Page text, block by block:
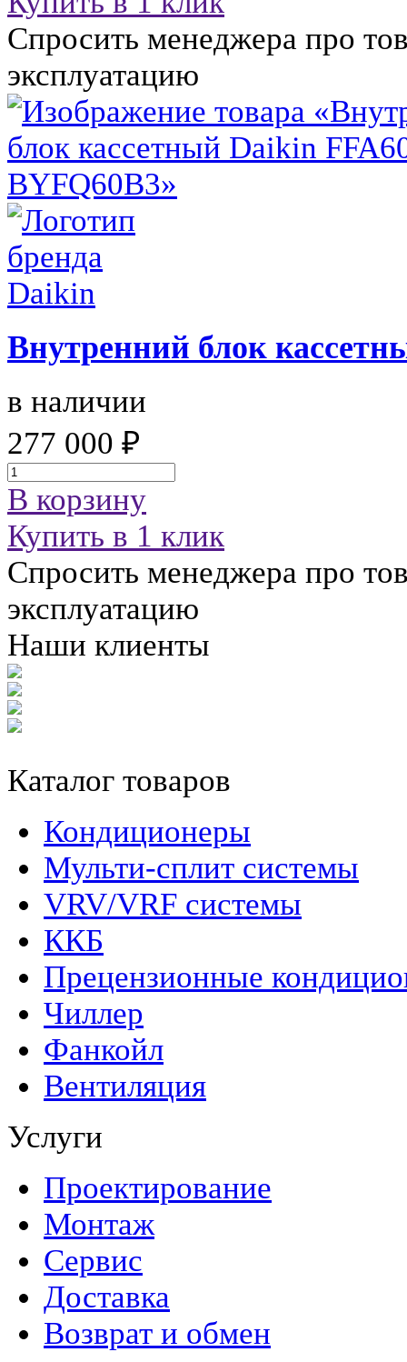
Спросить менеджера про
эксплуатацию
Внутренний блок
в наличии
277 000 ₽
В корзину
Купить в 1 клик
Спросить менеджера про
эксплуатацию
Наши клиенты
Каталог товаров
Кондиционеры
Мульти-сплит системы
VRV/VRF системы
ККБ
Прецензионные
Чиллер
Фанкойл
Вентиляция
Услуги
Проектирование
Монтаж
Сервис
Доставка
Возврат и обмен